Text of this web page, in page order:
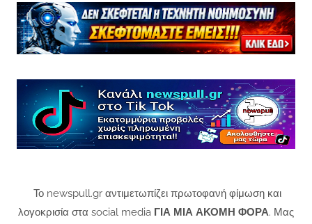
Το newspull.gr αντιμετωπίζει πρωτοφανή φίμωση και
λογοκρισία στα social media ΓΙΑ ΜΙΑ ΑΚΟΜΗ ΦΟΡΑ. Μας